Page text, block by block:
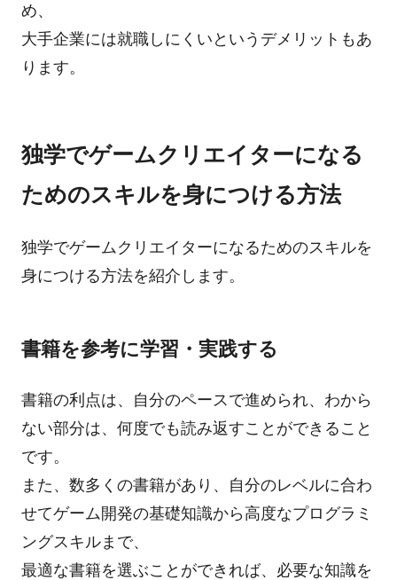
め、
大手企業には就職しにくいというデメリットもあ
ります。
独学でゲームクリエイターになる
ためのスキルを身につける方法
独学でゲームクリエイターになるためのスキルを
身につける方法を紹介します。
書籍を参考に学習・実践する
書籍の利点は、自分のペースで進められ、わから
ない部分は、何度でも読み返すことができること
です。
また、数多くの書籍があり、自分のレベルに合わ
せてゲーム開発の基礎知識から高度なプログラミ
ングスキルまで、
最適な書籍を選ぶことができれば、必要な知識を